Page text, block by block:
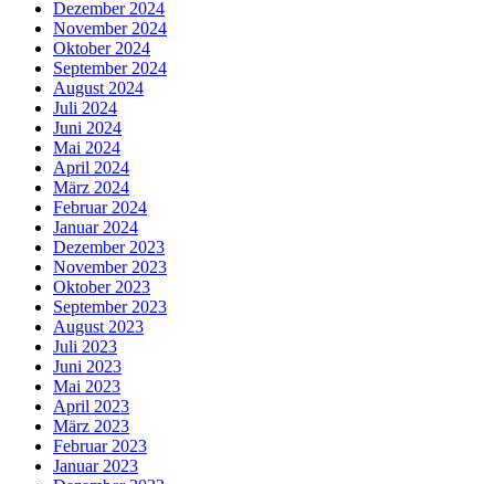
Dezember 2024
November 2024
Oktober 2024
September 2024
August 2024
Juli 2024
Juni 2024
Mai 2024
April 2024
März 2024
Februar 2024
Januar 2024
Dezember 2023
November 2023
Oktober 2023
September 2023
August 2023
Juli 2023
Juni 2023
Mai 2023
April 2023
März 2023
Februar 2023
Januar 2023